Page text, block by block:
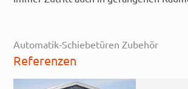
Automatik-Schiebetüren Zubehör
Referenzen